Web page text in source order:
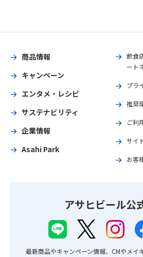
商品情報
キャンペーン
エンタメ・レシピ
サステナビリティ
企業情報
Asahi Park
飲食
ート
プラ
推奨
ご利
サイ
お客
アサヒビール公
最新商品やキャンペーン情報、CMやメイ